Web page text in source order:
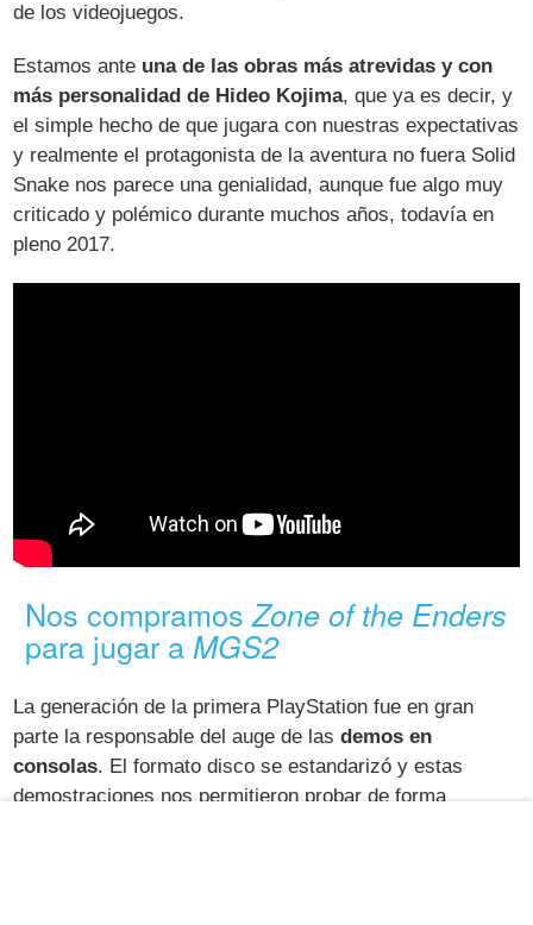
de los videojuegos.
Estamos ante una de las obras más atrevidas y con
más personalidad de Hideo Kojima, que ya es decir, y
el simple hecho de que jugara con nuestras expectativas
y realmente el protagonista de la aventura no fuera Solid
Snake nos parece una genialidad, aunque fue algo muy
criticado y polémico durante muchos años, todavía en
pleno 2017.
Nos compramosZone of the Enders
para jugar a MGS2
La generación de la primera PlayStation fue en gran
parte la responsable del auge de lasdemos en
consolas. El formato disco se estandarizó y estas
demostraciones nos permitieron probar de forma